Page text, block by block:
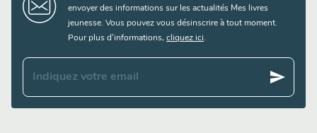
envoyer des informations sur les actualités Mes livres
jeunesse. Vous pouvez vous désinscrire à tout moment.
Pour plus d’informations, cliquez ici.
Indiquez votre email send